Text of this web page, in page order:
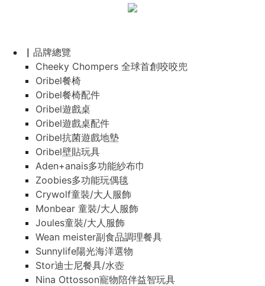
▏品牌總覽
Cheeky Chompers 全球首創咬咬兜
Oribel餐椅
Oribel餐椅配件
Oribel遊戲桌
Oribel遊戲桌配件
Oribel抗菌遊戲地墊
Oribel壁貼玩具
Aden+anais多功能紗布巾
Zoobies多功能玩偶毯
Crywolf童裝/大人服飾
Monbear 童裝/大人服飾
Joules童裝/大人服飾
Wean meister副食品調理餐具
Sunnylife陽光海洋選物
Stor迪士尼餐具/水壺
Nina Ottosson寵物陪伴益智玩具